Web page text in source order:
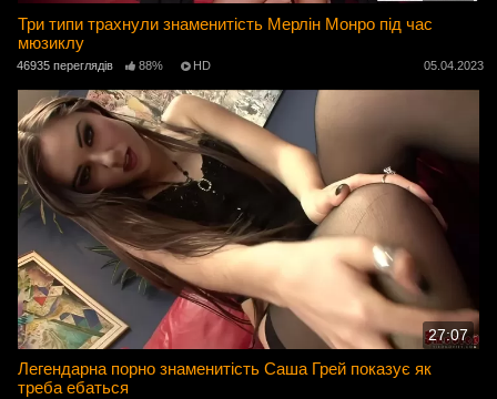
Три типи трахнули знаменитість Мерлін Монро під час
мюзиклу
46935 переглядів 88% HD 05.04.2023
27:07
Легендарна порно знаменитість Саша Грей показує як
треба ебаться